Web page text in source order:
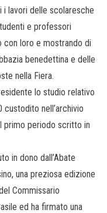
lavori delle scolaresche
e professori
con loro e mostrando di
benedettina e delle
nella Fiera.
lo studio relativo
nell’archivio
primo periodo scritto in
in dono dall’Abate
una preziosa edizione
Commissario
ed ha firmato una